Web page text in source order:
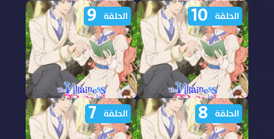
مشاهدة انمي Akuyaku
Reijou wa Ringoku الحلقة
12 مترجمة
مشاهدة انمي Akuyaku
Reijou wa Ringoku الحلقة
11 مترجمة
مشاهدة انمي Akuyaku
Reijou wa Ringoku الحلقة
الحلقة 10
مشاهدة انمي Akuyaku
Reijou wa Ringoku الحلقة
الحلقة 9
الحلقة 8 الحلقة 7